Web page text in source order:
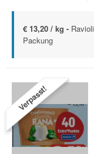
€ 13,20 / kg -
Packung
Verpasst!